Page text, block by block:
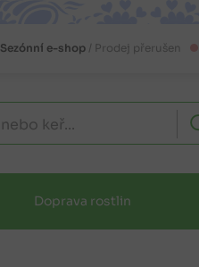
Sezónní e-shop/ Prodej přerušen
Doprava rostlin